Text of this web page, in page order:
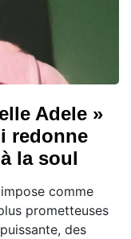
Adele »
redonne
la soul
comme
prometteuses
des